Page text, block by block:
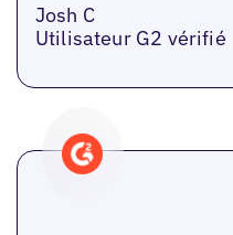
Josh C
Utilisateur G2 vérifié